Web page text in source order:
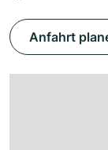
Anfahrt